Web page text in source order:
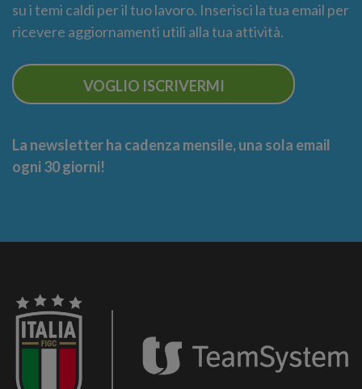
su i temi caldi per il tuo lavoro. Inserisci la tua email per
ricevere aggiornamenti utili alla tua attività.
VOGLIO ISCRIVERMI
La newsletter ha cadenza mensile, una sola email
ogni 30 giorni!